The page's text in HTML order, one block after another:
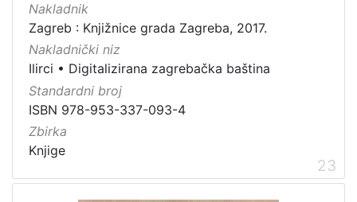
Nakladnik
Zagreb : Knjižnice grada Zagreba, 2017.
Nakladnički niz
Ilirci • Digitalizirana zagrebačka baština
Standardni broj
ISBN 978-953-337-093-4
Zbirka
Knjige
23